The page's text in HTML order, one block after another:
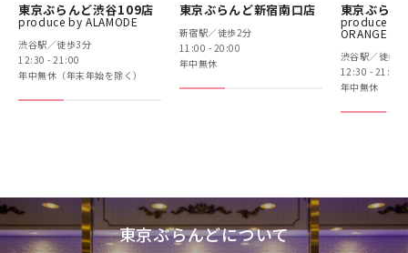
東京ぶらんど渋谷109店
produce by ALAMODE
渋谷駅／徒歩3分
12:30 - 21:00
年中無休（年末年始を除く）
東京ぶらんど新宿南口店
新宿駅／徒歩2分
11:00 - 20:00
年中無休
東京ぶらん
produce by
ORANGE
渋谷駅／徒歩3
12:30 - 21:00
年中無休
東京ぶらんどについて